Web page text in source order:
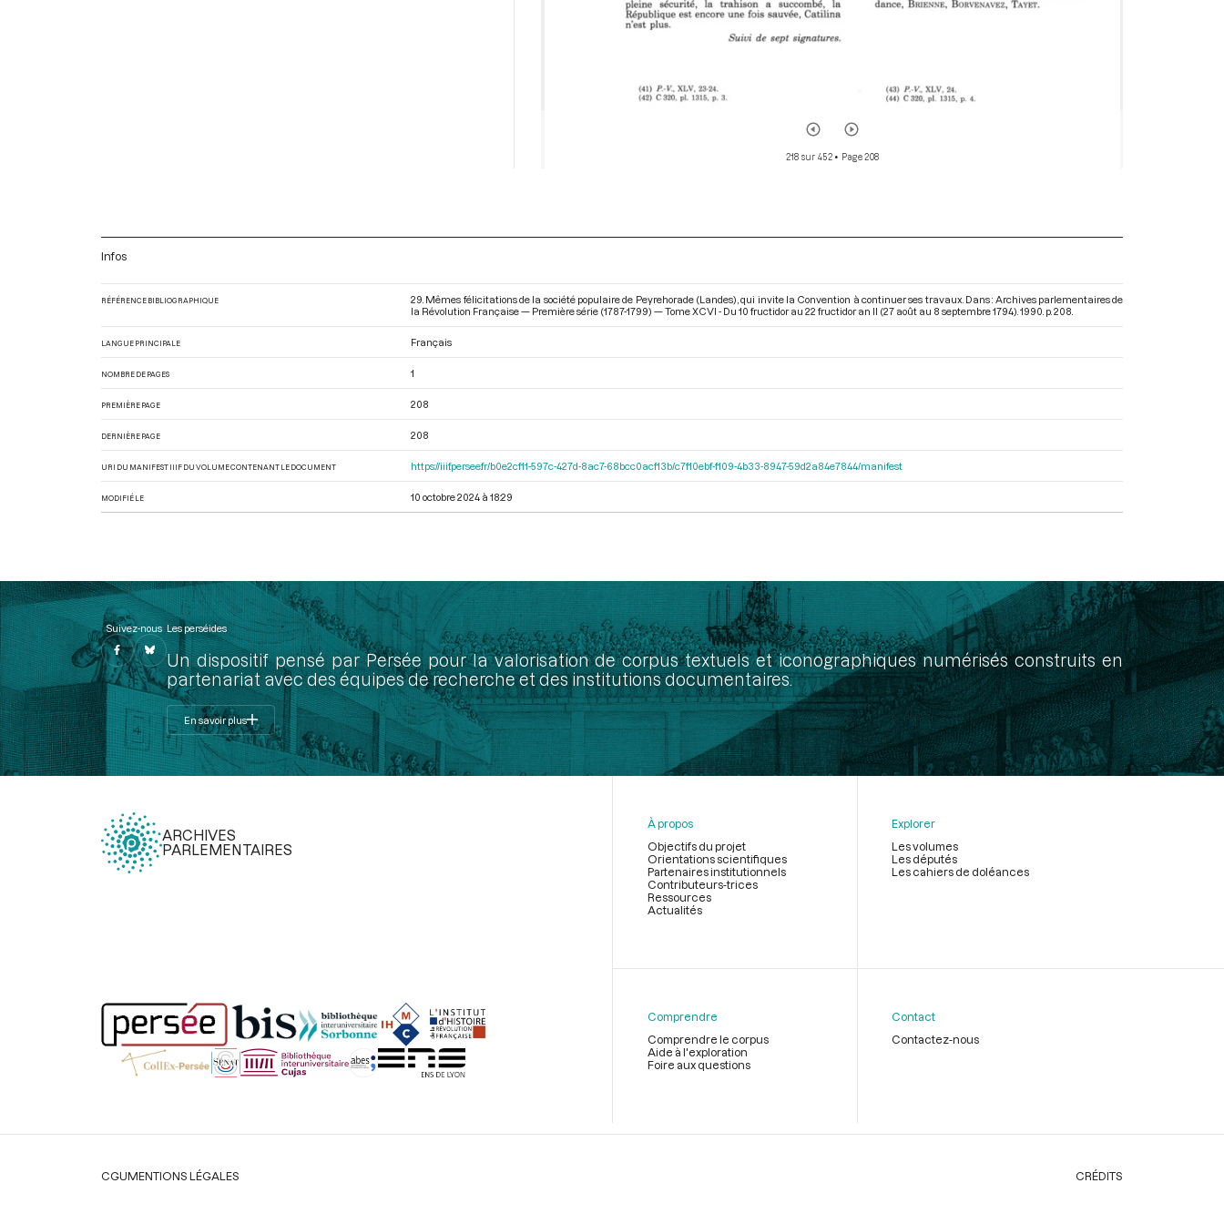
218 sur 452• Page 208
Infos
RÉFÉRENCE BIBLIOGRAPHIQUE
29. Mêmes félicitations de la société populaire de Peyrehorade (Landes), qui invite la Convention à continuer ses travaux. Dans : Archives parlementaires de
la Révolution Française — Première série (1787-1799) — Tome XCVI - Du 10 fructidor au 22 fructidor an II (27 août au 8 septembre 1794) . 1990. p. 208.
LANGUE PRINCIPALE Français
NOMBRE DE PAGES 1
PREMIÈRE PAGE 208
DERNIÈRE PAGE 208
URI DU MANIFEST IIIF DU VOLUME CONTENANT LE DOCUMENT https://iiif.persee.fr/b0e2cf11-597c-427d-8ac7-68bcc0acf13b/c7f10ebf-f109-4b33-8947-59d2a84e7844/manifest
MODIFIÉ LE 10 octobre 2024 à 18:29
Suivez-nous Les perséides
Un dispositif pensé par Persée pour la valorisation de corpus textuels et iconographiques numérisés construits en
partenariat avec des équipes de recherche et des institutions documentaires.
En savoir plus
ARCHIVES
PARLEMENTAIRES
page
À propos
Objectifs du projet
Orientations scientifiques
Partenaires institutionnels
Contributeurs-trices
Ressources
Actualités
Explorer
Les volumes
Les députés
Les cahiers de doléances
Comprendre
Comprendre le corpus
Aide à l'exploration
Foire aux questions
Contact
Contactez-nous
Légal
CGUMENTIONS LÉGALES CRÉDITS